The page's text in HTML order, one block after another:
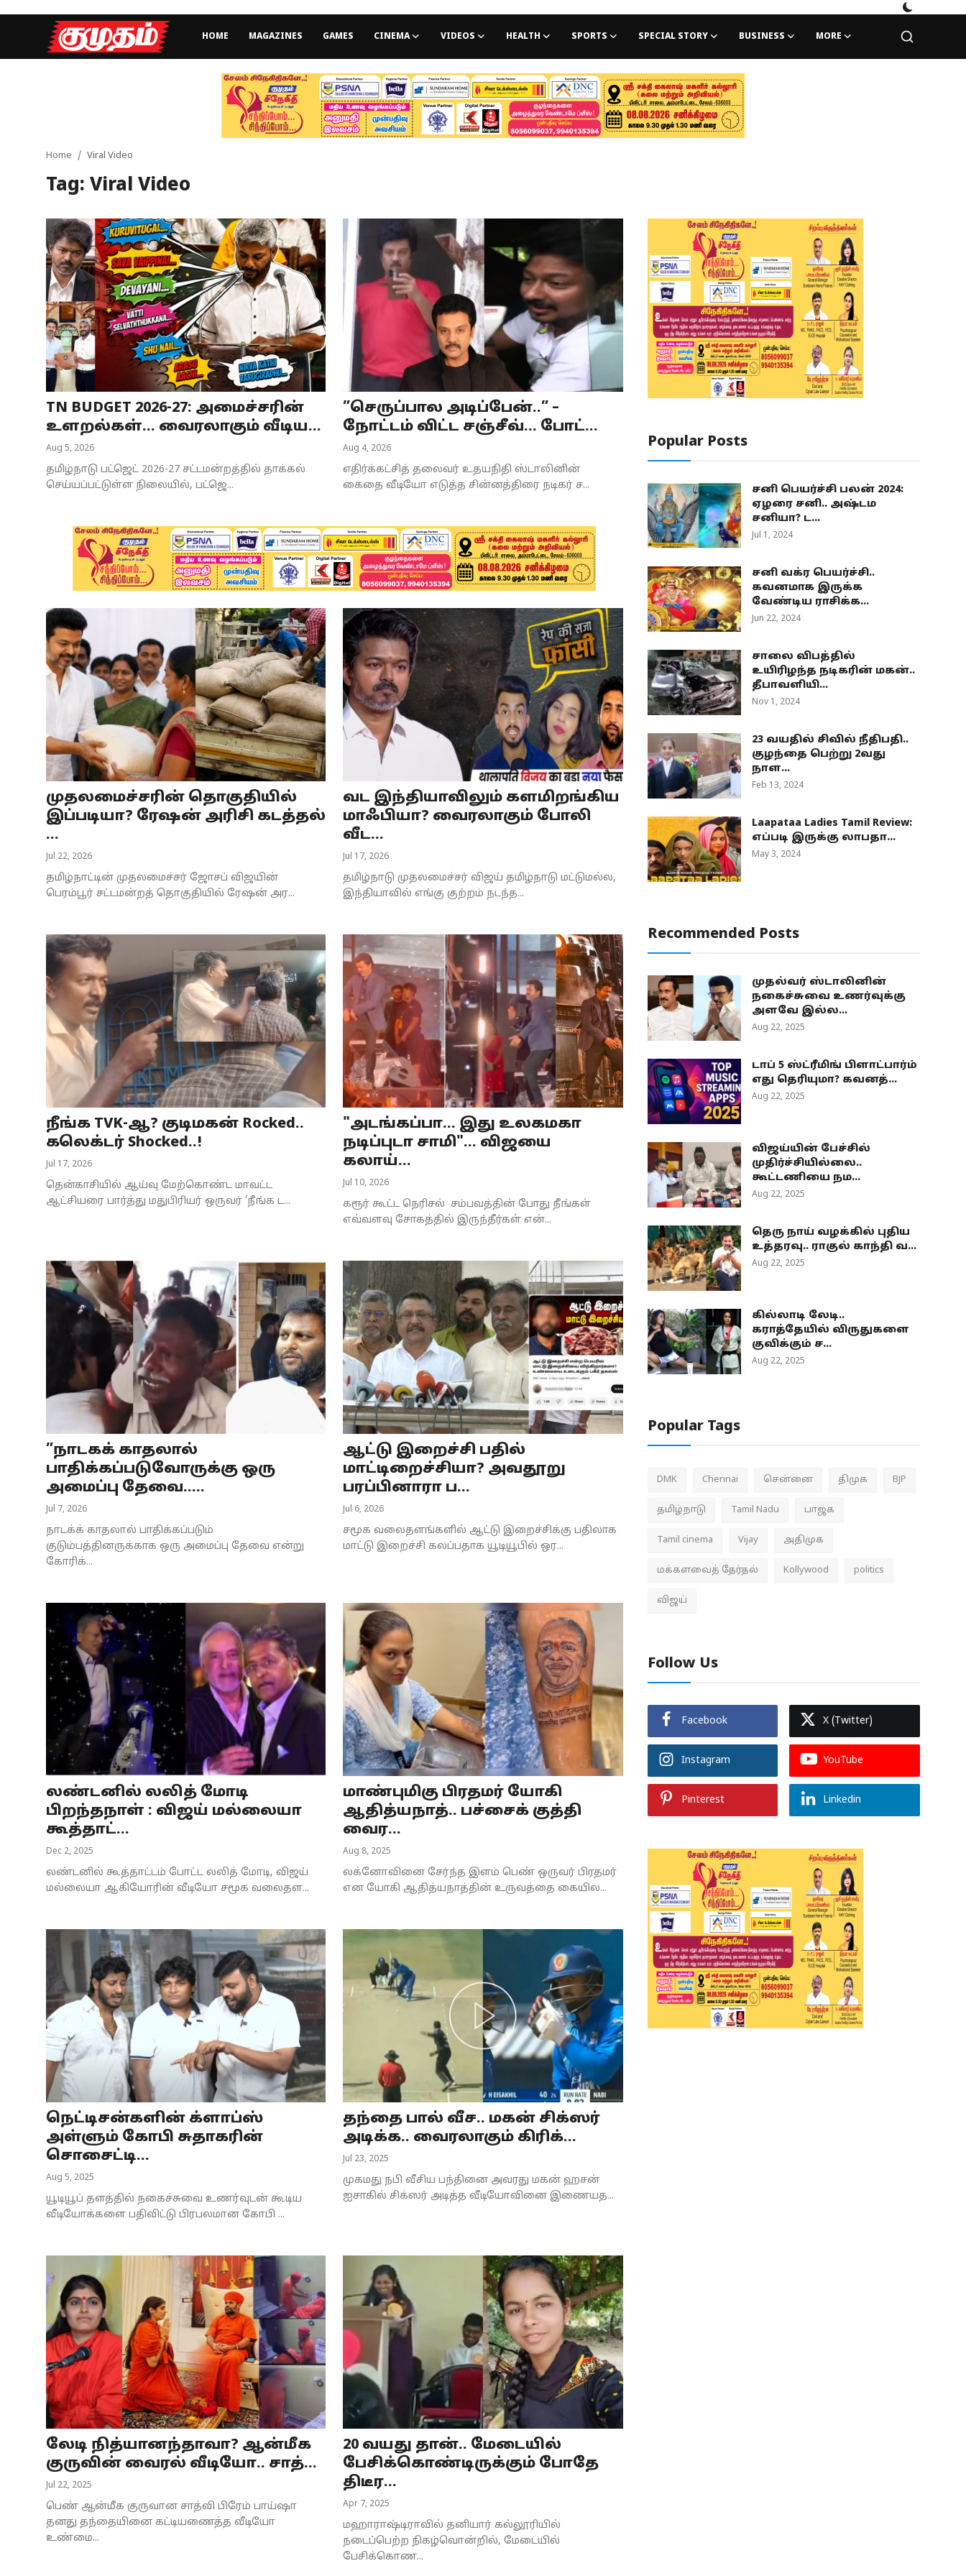
HOME MAGAZINES GAMES CINEMA VIDEOS HEALTH SPORTS SPECIAL STORY BUSINESS MORE
Games
Videos
Health
Special Story
Business
Tamilnadu
Home Viral Video
Tag: Viral Video
TN BUDGET 2026-27: அமைச்சரின்
உளறல்கள்… வைரலாகும் வீடிய...
Aug 5, 2026
தமிழ்நாடு பட்ஜெட் 2026-27 சட்டமன்றத்தில் தாக்கல்
செய்யப்பட்டுள்ள நிலையில், பட்ஜெ...
”செருப்பால அடிப்பேன்..” –
நோட்டம் விட்ட சஞ்சீவ்... போட்...
Aug 4, 2026
எதிர்க்கட்சித் தலைவர் உதயநிதி ஸ்டாலினின்
கைதை வீடியோ எடுத்த சின்னத்திரை நடிகர் ச...
முதலமைச்சரின் தொகுதியில்
இப்படியா? ரேஷன் அரிசி கடத்தல்
...
Jul 22, 2026
தமிழ்நாட்டின் முதலமைச்சர் ஜோசப் விஜயின்
பெரம்பூர் சட்டமன்றத் தொகுதியில் ரேஷன் அர...
வட இந்தியாவிலும் களமிறங்கிய
மாஃபியா? வைரலாகும் போலி
வீட...
Jul 17, 2026
தமிழ்நாடு முதலமைச்சர் விஜய் தமிழ்நாடு மட்டுமல்ல,
இந்தியாவில் எங்கு குற்றம் நடந்த...
நீங்க TVK-ஆ? குடிமகன் Rocked..
கலெக்டர் Shocked..!
Jul 17, 2026
தென்காசியில் ஆய்வு மேற்கொண்ட மாவட்ட
ஆட்சியரை பார்த்து மதுபிரியர் ஒருவர் ’நீங்க ட...
"அடங்கப்பா... இது உலகமகா
நடிப்புடா சாமி"... விஜயை
கலாய்...
Jul 10, 2026
கரூர் கூட்ட நெரிசல் சம்பவத்தின் போது நீங்கள்
எவ்வளவு சோகத்தில் இருந்தீர்கள் என்...
”நாடகக் காதலால்
பாதிக்கப்படுவோருக்கு ஒரு
அமைப்பு தேவை.....
Jul 7, 2026
நாடக்க் காதலால் பாதிக்கப்படும்
குடும்பத்தினருக்காக ஒரு அமைப்பு தேவை என்று
கோரிக்...
ஆட்டு இறைச்சி பதில்
மாட்டிறைச்சியா? அவதூறு
பரப்பினாரா ப...
Jul 6, 2026
சமூக வலைதளங்களில் ஆட்டு இறைச்சிக்கு பதிலாக
மாட்டு இறைச்சி கலப்பதாக யூடியூபில் ஒர...
லண்டனில் லலித் மோடி
பிறந்தநாள் : விஜய் மல்லையா
கூத்தாட்...
Dec 2, 2025
லண்டனில் கூத்தாட்டம் போட்ட லலித் மோடி, விஜய்
மல்லையா ஆகியோரின் வீடியோ சமூக வலைதள...
மாண்புமிகு பிரதமர் யோகி
ஆதித்யநாத்.. பச்சைக் குத்தி
வைர...
Aug 8, 2025
லக்னோவினை சேர்ந்த இளம் பெண் ஒருவர் பிரதமர்
என யோகி ஆதித்யநாத்தின் உருவத்தை கையில...
நெட்டிசன்களின் க்ளாப்ஸ்
அள்ளும் கோபி சுதாகரின்
சொசைட்டி...
Aug 5, 2025
யூடியூப் தளத்தில் நகைச்சுவை உணர்வுடன் கூடிய
வீடியோக்களை பதிவிட்டு பிரபலமான கோபி ...
தந்தை பால் வீச.. மகன் சிக்ஸர்
அடிக்க.. வைரலாகும் கிரிக்...
Jul 23, 2025
முகமது நபி வீசிய பந்தினை அவரது மகன் ஹசன்
ஐசாகில் சிக்ஸர் அடித்த வீடியோவினை இணையத...
லேடி நித்யானந்தாவா? ஆன்மீக
குருவின் வைரல் வீடியோ.. சாத்...
Jul 22, 2025
பெண் ஆன்மீக குருவான சாத்வி பிரேம் பாய்ஷா
தனது தந்தையினை கட்டியணைத்த வீடியோ
உண்மை...
20 வயது தான்.. மேடையில்
பேசிக்கொண்டிருக்கும் போதே
திடீர...
Apr 7, 2025
மஹாராஷ்டிராவில் தனியார் கல்லூரியில்
நடைப்பெற்ற நிகழ்வொன்றில், மேடையில்
பேசிக்கொண...
Popular Posts
சனி பெயர்ச்சி பலன் 2024:
ஏழரை சனி.. அஷ்டம
சனியா? ட...
Jul 1, 2024
சனி வக்ர பெயர்ச்சி..
கவனமாக இருக்க
வேண்டிய ராசிக்க...
Jun 22, 2024
சாலை விபத்தில்
உயிரிழந்த நடிகரின் மகன்..
தீபாவளியி...
Nov 1, 2024
23 வயதில் சிவில் நீதிபதி..
குழந்தை பெற்று 2வது
நாள...
Feb 13, 2024
Laapataa Ladies Tamil Review:
எப்படி இருக்கு லாபதா...
May 3, 2024
Recommended Posts
முதல்வர் ஸ்டாலினின்
நகைச்சுவை உணர்வுக்கு
அளவே இல்ல...
Aug 22, 2025
டாப் 5 ஸ்ட்ரீமிங் பிளாட்பார்ம்
எது தெரியுமா? கவனத்...
Aug 22, 2025
விஜய்யின் பேச்சில்
முதிர்ச்சியில்லை..
கூட்டணியை நம...
Aug 22, 2025
தெரு நாய் வழக்கில் புதிய
உத்தரவு.. ராகுல் காந்தி வ...
Aug 22, 2025
கில்லாடி லேடி..
கராத்தேயில் விருதுகளை
குவிக்கும் ச...
Aug 22, 2025
Popular Tags
DMK Chennai சென்னை திமுக BJP
தமிழ்நாடு Tamil Nadu பாஜக
Tamil cinema Vijay அதிமுக
மக்களவைத் தேர்தல் Kollywood politics
விஜய்
Follow Us
Facebook X (Twitter)
Instagram YouTube
Pinterest Linkedin